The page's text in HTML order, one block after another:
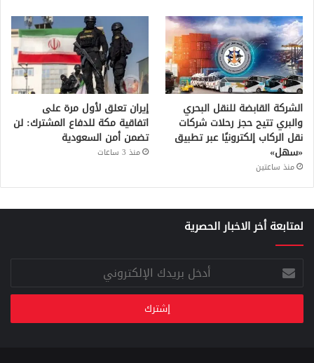
الشركة القابضة للنقل البحري
والبري تتيح حجز رحلات شركات
نقل الركاب إلكترونيًا عبر تطبيق
«سهل»
منذ ساعتين
إيران تعلق لأول مرة على
اتفاقية مكة للدفاع المشترك: لن
تضمن أمن السعودية
منذ 3 ساعات
لمتابعة أخر الاخبار الحصرية
أدخل
بريدك
الإلكتروني